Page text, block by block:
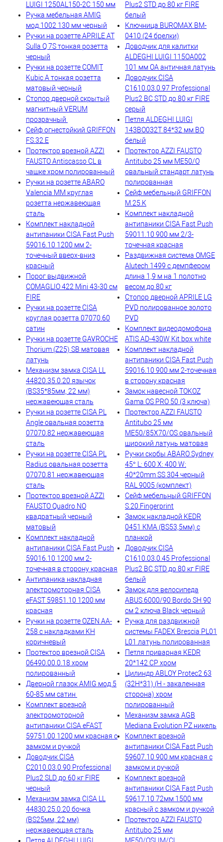
LUIGI 1250AL150-2C 150 мм
Ручка мебельная AMIG
мод.1002 130 мм черный
Ручки на розетте APRILE AT
Sulla Q 7S тонкая розетта
черный
Ручки на розетте COMIT
Kubic A тонкая розетта
матовый черный
Стопор дверной скрытый
магнитный VERUM
прозрачный
Сейф огнестойкий GRIFFON
FS.32.E
Протектор врезной AZZI
FAUSTO Antiscasso CL в
чашке хром полированный
Ручки на розетте ABARO
Valencia MM круглая
розетта нержавеющая
сталь
Комплект накладной
антипаники CISA Fast Push
59016.10 1200 мм 2-
точечный вверх-вниз
красный
Порог выдвижной
COMAGLIO 422 Mini 43-30 cм
FIRE
Ручки на розетте CISA
круглая розетта 07070.60
сатин
Ручки на розетте GAVROCHE
Thorium (Z25) SB матовая
латунь
Механизм замка CISA LL
44820.35.0.20 язычок
(BS35*85мм, 22 мм)
нержавеющая сталь
Ручки на розетте CISA PL
Angle овальная розетта
07070.82 нержавеющая
сталь
Ручки на розетте CISA PL
Radius овальная розетта
07070.81 нержавеющая
сталь
Протектор врезной AZZI
FAUSTO Quadro NO
квадратный черный
матовый
Комплект накладной
антипаники CISA Fast Push
59016.10 1200 мм 2-
точечная в сторону красная
Антипаника накладная
электромоторная CISA
eFAST 59851.10 1200 мм
красная
Ручки на розетте OZEN AA-
258 с накладками KH
коричневый
Протектор врезной CISA
06490.00.0.18 хром
полированный
Дверной глазок AMIG мод.5
60-85 мм сатин
Комплект врезной
электромоторной
антипаники CISA eFAST
59751.00 1200 мм красная с
замком и ручкой
Доводчик CISA
C2010.03.0.90 Professional
Plus2 SLD до 60 кг FIRE
черный
Механизм замка CISA LL
44830.25.0.20 бочка
(BS25мм, 22 мм)
нержавеющая сталь
Plus2 STD до 80 кг FIRE
белый
Ключница BUROMAX BM-
0410 (24 брелки)
Доводчик для калитки
ALDEGHI LUIGI 115OA002
101 мм OA античная латунь
Доводчик CISA
C1610.03.0.97 Professional
Plus2 BC STD до 80 кг FIRE
серый
Петля ALDEGHI LUIGI
143BO032T 84*32 мм BO
белый
Протектор AZZI FAUSTO
Antitubo 25 мм ME50/O
овальный стандарт латунь
полированная
Сейф мебельный GRIFFON
M.25.K
Комплект накладной
антипаники CISA Fast Push
59011.10 900 мм 2/3-
точечная красная
Раздвижная система OMGE
Alutech 1499 с демпфером
длина 1,9 м на 1 полотно
весом до 80 кг
Стопор дверной APRILE LG
PVD полированное золото
PVD
Комплект видеодомофона
ATIS AD-430W Kit box white
Комплект накладной
антипаники CISA Fast Push
59016.10 900 мм 2-точечная
в сторону красная
Замок навесной TOKOZ
Gama OS PRO 50 (3 ключа)
Протектор AZZI FAUSTO
Antitubo 25 мм
ME50/85X70/OS овальный
широкий латунь матовая
Ручки скобы ABARO Sydney
45° L: 600 X: 400 W:
40*20mm SS 304 черный
RAL 9005 (комплект)
Сейф мебельный GRIFFON
S.20.Fingerprint
Замок накладной KEDR
0451 КМА (BS53,5мм) с
планкой
Доводчик CISA
C1610.03.0.45 Professional
Plus2 BC STD до 80 кг FIRE
белый
Замок для велосипеда
ABUS 6000/90 Bordo SH 90
см 2 ключа Black черный
Ручка для раздвижной
системы FADEX Brescia PL01
L01 латунь полированная
Петля приварная KEDR
20*142 CP хром
Цилиндр ABLOY Protec2 63
(32H*31) (H - закаленная
сторона) хром
полированный
Механизм замка AGB
Mediana Evolution PZ никель
Комплект врезной
антипаники CISA Fast Push
59607.10 900 мм красная с
замком и ручкой
Комплект врезной
антипаники CISA Fast Push
59617.10 72мм 1500 мм
красный с замком и ручкой
Протектор AZZI FAUSTO
Antitubo 25 мм